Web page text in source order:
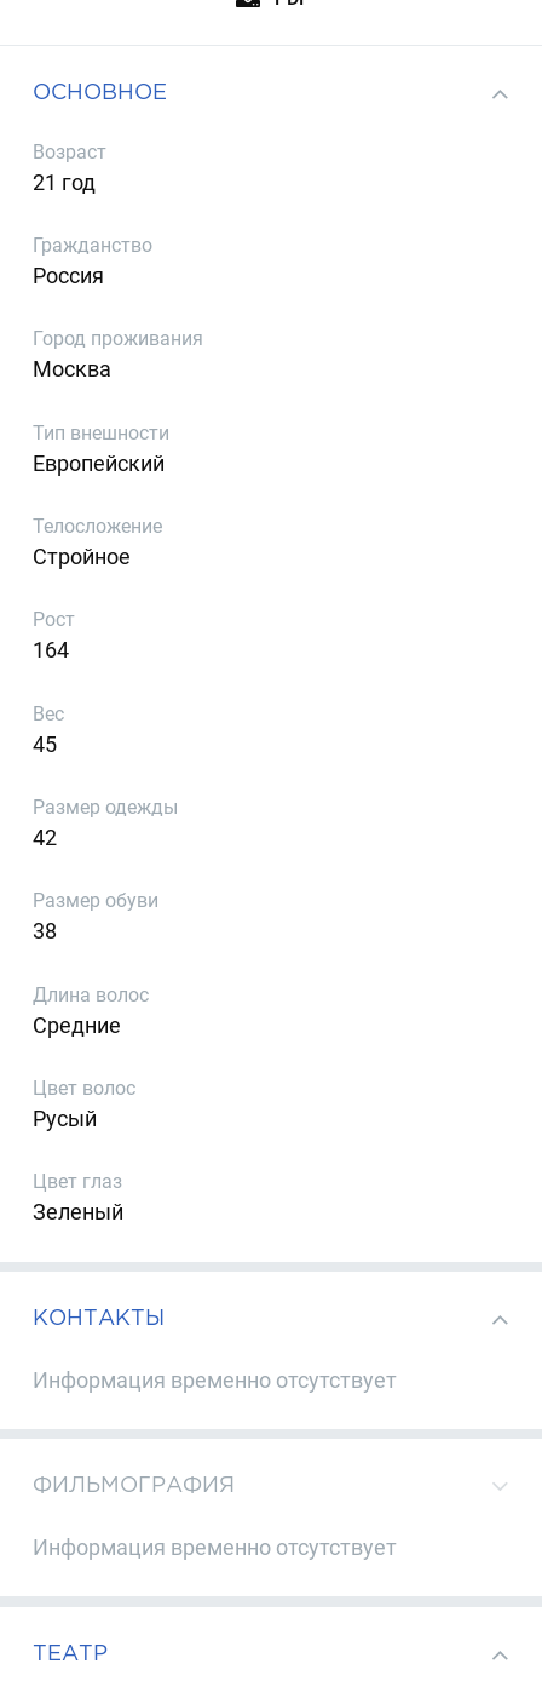
ОСНОВНОЕ
Возраст
21 год
Гражданство
Россия
Город проживания
Москва
Тип внешности
Европейский
Телосложение
Стройное
Рост
164
Вес
45
Размер одежды
42
Размер обуви
38
Длина волос
Средние
Цвет волос
Русый
Цвет глаз
Зеленый
КОНТАКТЫ
Информация временно отсутствует
ФИЛЬМОГРАФИЯ
Информация временно отсутствует
ТЕАТР